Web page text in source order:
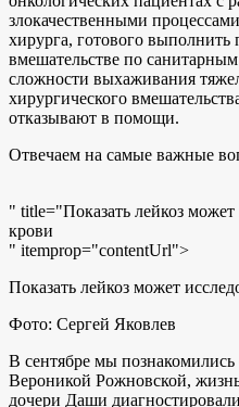
злокачественными
хирурга, готового
вмешательстве по
сложности выхаживания
хирургического
отказывают в помощи.
Отвечаем на самые важные
" title="Показать лейкоз
крови
" itemprop="contentUrl">
Показать лейкоз может
Фото: Сергей Яковлев
В сентябре мы познакомились
Вероникой Рожновской,
дочери Даши